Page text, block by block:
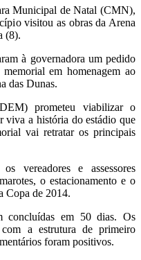
Municipal de Natal (CMN),
visitou as obras da Arena
(8).
à governadora um pedido
em homenagem ao
das Dunas.
prometeu viabilizar o
viva a história do estádio que
vai retratar os principais
vereadores e assessores
o estacionamento e o
Copa de 2014.
concluídas em 50 dias. Os
com a estrutura de primeiro
foram positivos.